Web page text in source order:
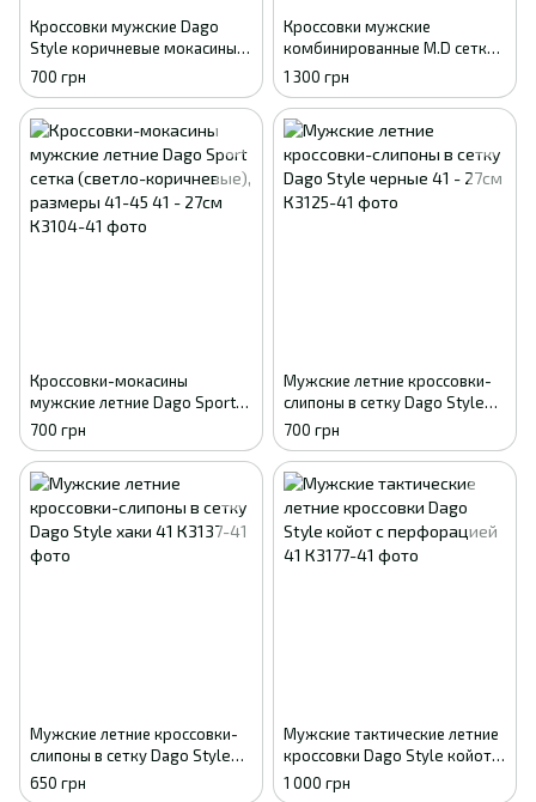
Кроссовки мужские Dago
Style коричневые мокасины
летние сетка 41р (26,8 см)
700 грн
Кроссовки мужские
комбинированные M.D сетка/
замша (бежево-коричневые),
размеры 40-45 40
1 300 грн
Кроссовки-мокасины
мужские летние Dago Sport
сетка (светло-коричневые),
размеры 41-45 41 - 27см
700 грн
Мужские летние кроссовки-
слипоны в сетку Dago Style
черные 41 - 27см
700 грн
Мужские летние кроссовки-
слипоны в сетку Dago Style
хаки 41
650 грн
Мужские тактические летние
кроссовки Dago Style койот с
перфорацией 41
1 000 грн